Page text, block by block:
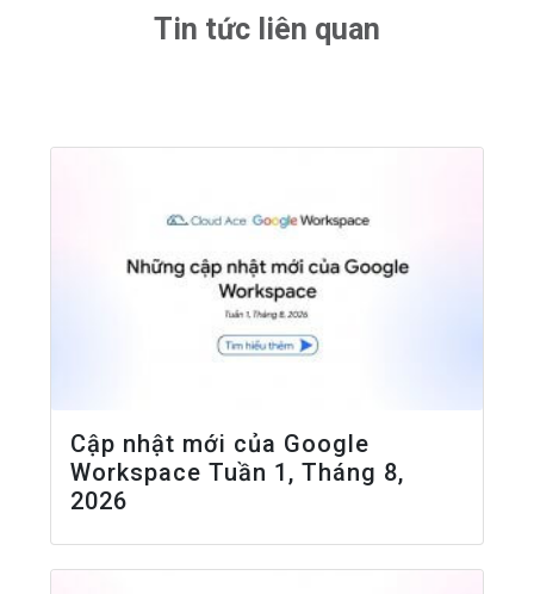
Tin tức liên quan
Cập nhật mới của Google
Workspace Tuần 1, Tháng 8,
2026